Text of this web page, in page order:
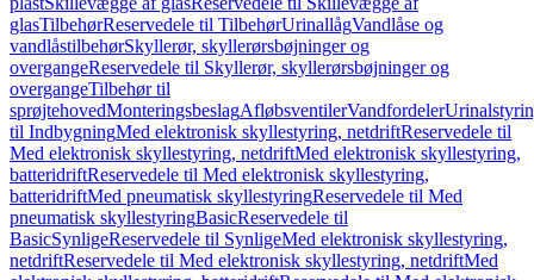
glasTilbehørReservedele til TilbehørUrinallågVandlåse og
vandlåstilbehørSkyllerør, skyllerørsbøjninger og
overgangeReservedele til Skyllerør, skyllerørsbøjninger og
overgangeTilbehør til
sprøjtehovedMonteringsbeslagAfløbsventilerVandfordeler
til IndbygningMed elektronisk skyllestyring, netdriftReservedele til
Med elektronisk skyllestyring, netdriftMed elektronisk skyllestyring,
batteridriftReservedele til Med elektronisk skyllestyring,
batteridriftMed pneumatisk skyllestyringReservedele til Med
pneumatisk skyllestyringBasicReservedele til
BasicSynligeReservedele til SynligeMed elektronisk skyllestyring,
netdriftReservedele til Med elektronisk skyllestyring, netdriftMed